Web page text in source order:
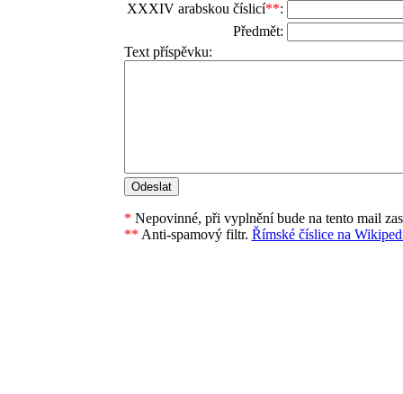
XXXIV arabskou číslicí**:
Předmět:
Text příspěvku:
* Nepovinné, při vyplnění bude na tento mail
** Anti-spamový filtr. Římské číslice na